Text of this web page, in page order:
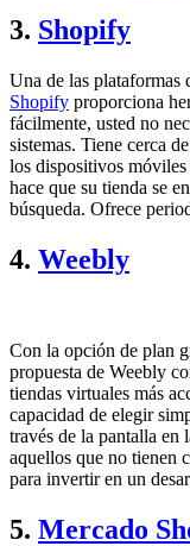
3. Shopify
Una de las plataformas
Shopify proporciona
fácilmente, usted no
sistemas. Tiene cerca
los dispositivos
hace que su tienda se
búsqueda. Ofrece
4. Weebly
Con la opción de plan
propuesta de Weebly
tiendas virtuales más
capacidad de elegir
través de la pantalla en
aquellos que no tienen
para invertir en un
5. Mercado